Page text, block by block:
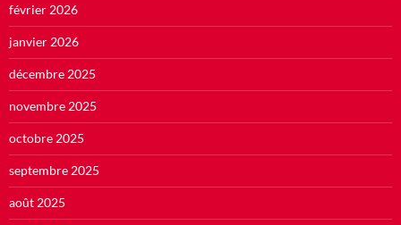
février 2026
janvier 2026
décembre 2025
novembre 2025
octobre 2025
septembre 2025
août 2025